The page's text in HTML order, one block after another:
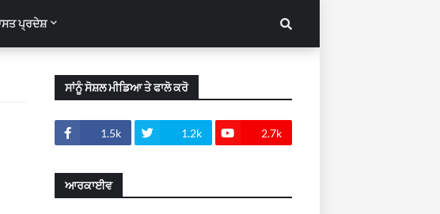
ਪ੍ਰਦੇਸ਼
ਸਾਂਨੂੰ ਸੋਸ਼ਲ ਮੀਡਿਆ ਤੇ ਫਾਲੋ ਕਰੋ
1.5k 1.2k 2.7k
ਆਰਕਾਈਵ